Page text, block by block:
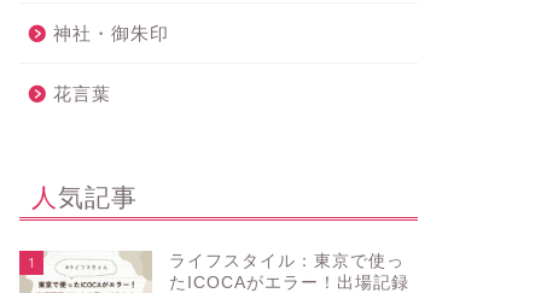
神社・御朱印
花言葉
人気記事
1
ライフスタイル：東京で使っ
たICOCAがエラー！出場記録